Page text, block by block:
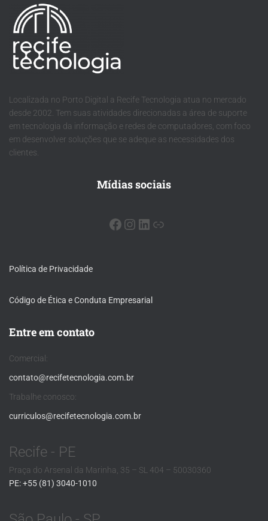
Localizada no Porto Digital a Recife Tecnologia atua no mercado
desde 2002. Tem suas atividades direcionadas a área de suporte
em tecnologia da informação e redes de computadores, com foco
em desenvolver soluções que se adeque as necessidades dos
clientes.
Mídias sociais
Política de Privacidade
Código de Ética e Conduta Empresarial
Entre em contato
Comercial:
contato@recifetecnologia.com.br
Trabalhe conosco:
curriculos@recifetecnologia.com.br
Recife - PE
Praça do Arsenal da Marinha, 35 – SL 404 – 50030360
PE: +55 (81) 3040-1010